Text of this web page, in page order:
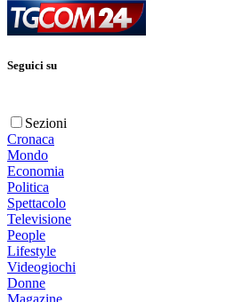
Seguici su
Sezioni
Cronaca
Mondo
Economia
Politica
Spettacolo
Televisione
People
Lifestyle
Videogiochi
Donne
Magazine